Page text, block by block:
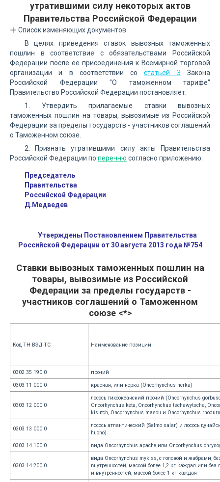
утратившими силу некоторых актов
Правительства Российской Федерации
Список изменяющих документов
В целях приведения ставок вывозных таможенных
пошлин в соответствие с обязательствами Российской
Федерации после ее присоединения к Всемирной торговой
организации и в соответствии состатьей 3 Закона
Российской Федерации "О таможенном тарифе"
Правительство Российской Федерации постановляет:
1. Утвердить прилагаемые ставки вывозных
таможенных пошлин на товары, вывозимые из Российской
Федерации за пределы государств - участников соглашений
о Таможенном союзе.
2. Признать утратившими силу акты Правительства
Российской Федерации по перечню согласно приложению.
Председатель
Правительства
Российской Федерации
Д.Медведев
Утверждены Постановлением Правительства
Российской Федерации от 30 августа 2013 года №754
Ставки вывозных таможенных пошлин на
товары, вывозимые из Российской
Федерации за пределы государств -
участников соглашений о Таможенном
союзе <*>
Код ТН ВЭД ТС Наименование позиции
0302 35 190 0
прочий
0303 11 000 0
красная, или нерка (Oncorhynchus nerka)
0303 12 000 0
лосось тихоокеанский прочий (Oncorhynchus
Oncorhynchus keta, Oncorhynchus tschawytscha,
kisutch, Oncorhynchus masou и Oncorhynchus
0303 13 000 0
лосось атлантический (Salmo salar) и лосось
hucho)
0303 14 100 0
вида Oncorhynchus apache или Oncorhynchus
0303 14 200 0
вида Oncorhynchus mykiss, с головой и жабрами,
внутренностей, массой более 1,2 кг каждая или без
и внутренностей, массой более 1 кг каждая